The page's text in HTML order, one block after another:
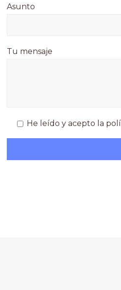
Asunto
Tu mensaje
He leído y acepto la